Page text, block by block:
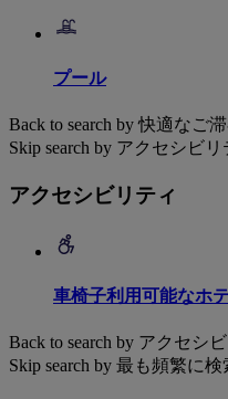
プール
Back to search by 快適なご
Skip search by アクセシビリ
アクセシビリティ
車椅子利用可能なホ
Back to search by アクセシ
Skip search by 最も頻繁に